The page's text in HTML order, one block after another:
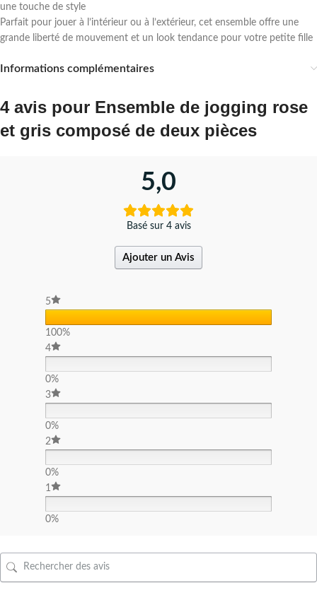
une touche de style
Parfait pour jouer à l’intérieur ou à l’extérieur, cet ensemble offre une
grande liberté de mouvement et un look tendance pour votre petite fille
Informations complémentaires
4 avis pour Ensemble de jogging rose
et gris composé de deux pièces
5,0
Basé sur 4 avis
Ajouter un Avis
5
100%
4
0%
3
0%
2
0%
1
0%